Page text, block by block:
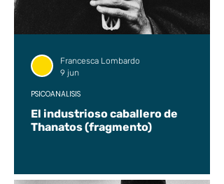
El industrioso caballero de
Thanatos (fragmento)
PSICOANÁLISIS
Francesca Lombardo
9 jun